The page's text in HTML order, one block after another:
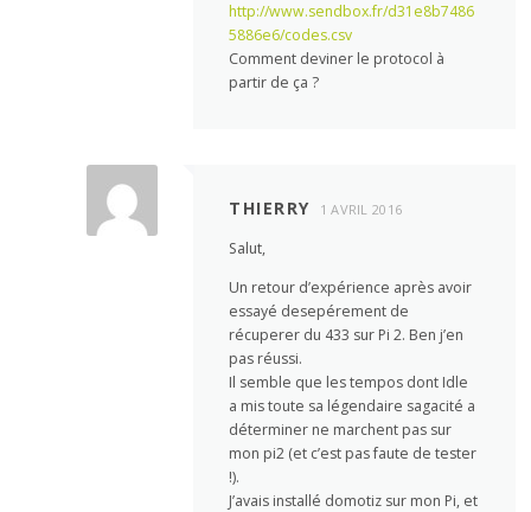
http://www.sendbox.fr/d31e8b7486
5886e6/codes.csv
Comment deviner le protocol à
partir de ça ?
THIERRY 1 AVRIL 2016
Salut,
Un retour d’expérience après avoir
essayé desepérement de
récuperer du 433 sur Pi 2. Ben j’en
pas réussi.
Il semble que les tempos dont Idle
a mis toute sa légendaire sagacité a
déterminer ne marchent pas sur
mon pi2 (et c’est pas faute de tester
!).
J’avais installé domotiz sur mon Pi, et